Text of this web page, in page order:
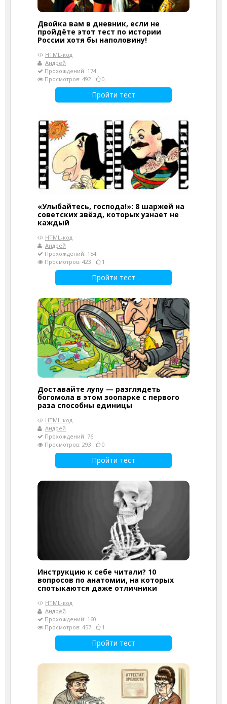
Двойка вам в дневник, если не
пройдёте этот тест по истории
России хотя бы наполовину!
HTML-код
Андрей
Прохождений: 174
Просмотров: 492
0
Пройти тест
«Улыбайтесь, господа!»: 8 шаржей на
советских звёзд, которых узнает не
каждый
HTML-код
Андрей
Прохождений: 154
Просмотров: 423
1
Пройти тест
Доставайте лупу — разглядеть
богомола в этом зоопарке с первого
раза способны единицы
HTML-код
Андрей
Прохождений: 76
Просмотров: 293
0
Пройти тест
Инструкцию к себе читали? 10
вопросов по анатомии, на которых
спотыкаются даже отличники
HTML-код
Андрей
Прохождений: 160
Просмотров: 457
1
Пройти тест